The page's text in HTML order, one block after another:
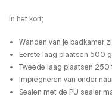
In het kort;
Wanden van je badkamer
Eerste laag plaatsen 500
Tweede laag plaatsen
Impregneren van onder
Sealen met de PU sealer